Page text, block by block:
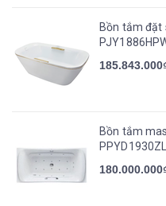
Bồn tắm đặt
Bồn tắm